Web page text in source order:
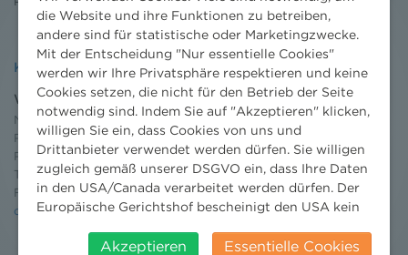
Kontakt
Wien
Niederhuber & Partner
Rechtsanwälte GmbH
Reisnerstraße 53, 1030 Wien
T:
+43 1 513 21 24-0
F: +43 1 513 21 24-300
office@nhp.eu
die Website und ihre Funktionen zu betreiben,
andere sind für statistische oder Marketingzwecke.
Mit der Entscheidung "Nur essentielle Cookies"
werden wir Ihre Privatsphäre respektieren und keine
Cookies setzen, die nicht für den Betrieb der Seite
notwendig sind. Indem Sie auf "Akzeptieren" klicken,
willigen Sie ein, dass Cookies von uns und
Drittanbieter verwendet werden dürfen. Sie willigen
zugleich gemäß unserer DSGVO ein, dass Ihre Daten
in den USA/Canada verarbeitet werden dürfen. Der
Europäische Gerichtshof bescheinigt den USA kein
insbesondere das Risiko, dass ihre Daten durch US-
Akzeptieren
Essentielle Cookies